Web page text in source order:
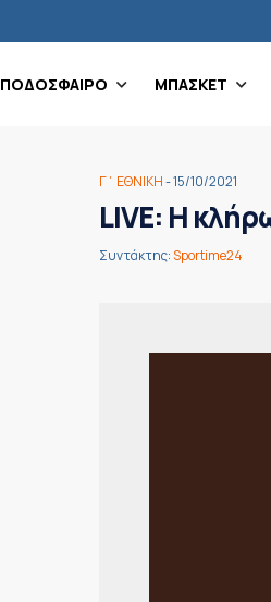
ΠΟΔΟΣΦΑΙΡΟ ΜΠΑΣΚΕΤ
Γ΄ ΕΘΝΙΚΗ- 15/10/2021
LIVE: Η
Συντάκτης:Sportime24